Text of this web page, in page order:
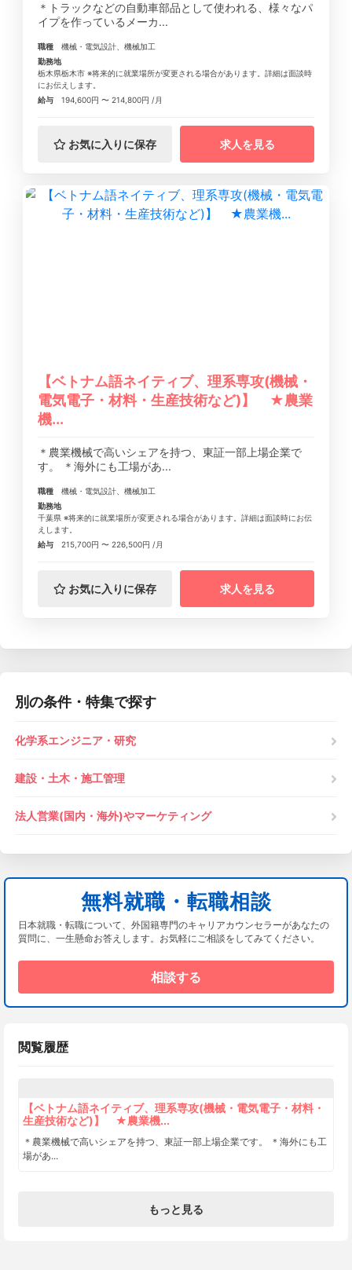
＊トラックなどの自動車部品として使われる、様々なパ
イプを作っているメーカ...
職種
機械・電気設計、機械加工
勤務地
栃木県栃木市 ※将来的に就業場所が変更される場合があります。詳細は面談時
にお伝えします。
給与
194,600円 〜 214,800円 /月
お気に入りに保存 求人を見る
【ベトナム語ネイティブ、理系専攻(機械・
電気電子・材料・生産技術など)】 ★農業
機...
＊農業機械で高いシェアを持つ、東証一部上場企業で
す。 ＊海外にも工場があ...
職種
機械・電気設計、機械加工
勤務地
千葉県 ※将来的に就業場所が変更される場合があります。詳細は面談時にお伝
えします。
給与
215,700円 〜 226,500円 /月
お気に入りに保存 求人を見る
別の条件・特集で探す
化学系エンジニア・研究
建設・土木・施工管理
法人営業(国内・海外)やマーケティング
無料就職・転職相談
日本就職・転職について、外国籍専門のキャリアカウンセラーがあなたの
質問に、一生懸命お答えします。お気軽にご相談をしてみてください。
相談する
閲覧履歴
【ベトナム語ネイティブ、理系専攻(機械・電気電子・材料・
生産技術など)】 ★農業機...
＊農業機械で高いシェアを持つ、東証一部上場企業です。 ＊海外にも工
場があ...
もっと見る